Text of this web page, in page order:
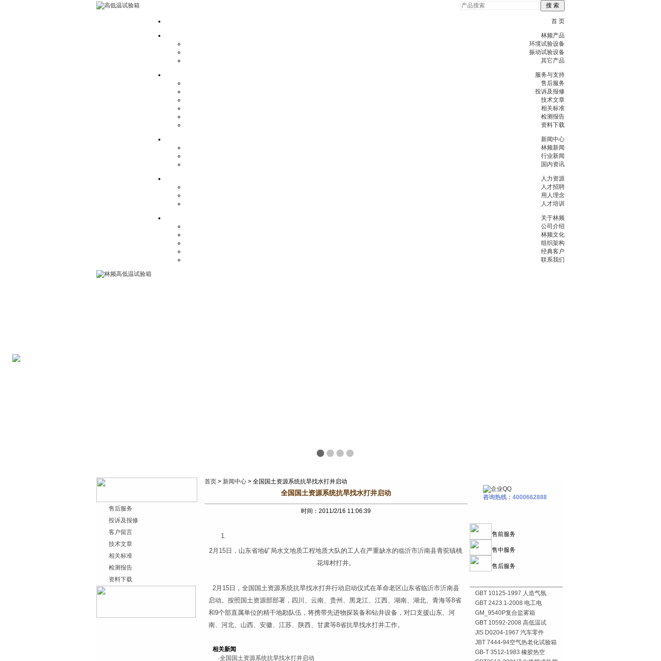
首 页
林频产品
环境试验设备
振动试验设备
其它产品
服务与支持
售后服务
投诉及报修
技术文章
相关标准
检测报告
资料下载
新闻中心
林频新闻
行业新闻
国内资讯
人力资源
人才招聘
用人理念
人才培训
关于林频
公司介绍
林频文化
组织架构
经典客户
联系我们
售后服务
投诉及报修
客户留言
技术文章
相关标准
检测报告
资料下载
首页 > 新闻中心 > 全国国土资源系统抗旱找水打井启动
全国国土资源系统抗旱找水打井启动
时间：2011/2/16 11:06:39
2月15日，山东省地矿局水文地质工程地质大队的工人在严重缺水的临沂市沂南县青驼镇桃
花埠村打井。
2月15日，全国国土资源系统抗旱找水打井行动启动仪式在革命老区山东省临沂市沂南县
启动。按照国土资源部部署，四川、云南、贵州、黑龙江、江西、湖南、湖北、青海等8省
和9个部直属单位的精干地勘队伍，将携带先进物探装备和钻井设备，对口支援山东、河
南、河北、山西、安徽、江苏、陕西、甘肃等8省抗旱找水打井工作。
相关新闻
·全国国土资源系统抗旱找水打井启动
咨询热线：4000662888
售前服务
售中服务
售后服务
GBT 10125-1997 人造气氛
GBT 2423.1-2008 电工电
GM_9540P复合盐雾箱
GBT 10592-2008 高低温试
JIS D0204-1967 汽车零件
JBT 7444-94空气热老化试验箱
GB-T 3512-1983 橡胶热空